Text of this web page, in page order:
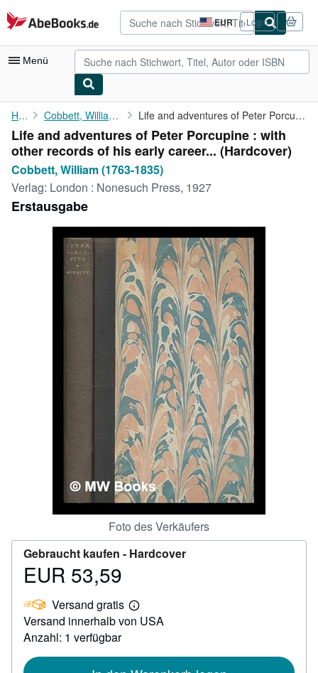
Zum Hauptinhalt
AbeBooks.de EUR
Seite
der
Einkaufseinstellungen.
Login
Menü
Nutzerkonto
Meine Bestellungen
Detailsuche
Sammlungen
Antiquarische Bücher
Kunst & Sammlerstücke
SCHLIESSEN
Home Cobbett, William (1763-1835) Life and adventures of Peter Porcupine : with other records of ...
Life and adventures of Peter Porcupine : with
other records of his early career... (Hardcover)
Cobbett, William (1763-1835)
Verlag: London : Nonesuch Press, 1927
Erstausgabe
Foto des Verkäufers
Gebraucht kaufen - Hardcover
Preis
53,59
EUR 53,59
Versand gratis
Weitere
Informationen
Versand innerhalb von USA
Anzahl: 1 verfügbar